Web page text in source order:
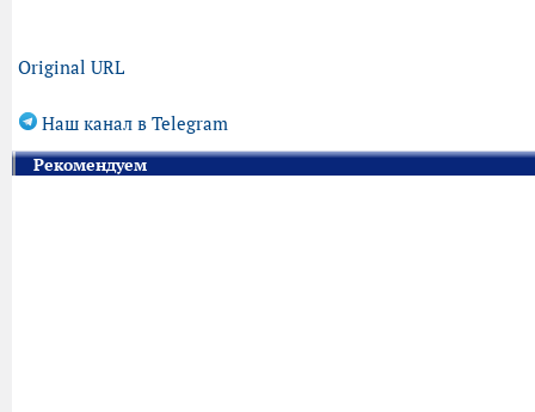
Original URL
Наш канал в Telegram
Рекомендуем